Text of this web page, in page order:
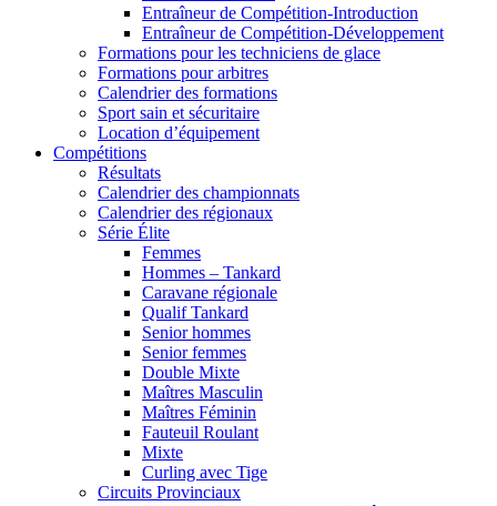
Entraîneur de Compétition-Introduction
Entraîneur de Compétition-Développement
Formations pour les techniciens de glace
Formations pour arbitres
Calendrier des formations
Sport sain et sécuritaire
Location d’équipement
Compétitions
Résultats
Calendrier des championnats
Calendrier des régionaux
Série Élite
Femmes
Hommes – Tankard
Caravane régionale
Qualif Tankard
Senior hommes
Senior femmes
Double Mixte
Maîtres Masculin
Maîtres Féminin
Fauteuil Roulant
Mixte
Curling avec Tige
Circuits Provinciaux